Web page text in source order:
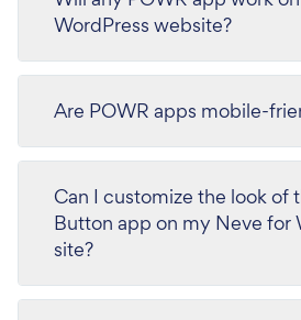
WordPress website?
Are POWR apps mobile-
Can I customize the look of
Button app on my Neve for
site?